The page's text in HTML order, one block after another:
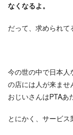
なくなるよ。
だって、求められて
今の世の中で日本人
の店には人が来ませ
おじいさんはPTAあ
とにかく、サービス